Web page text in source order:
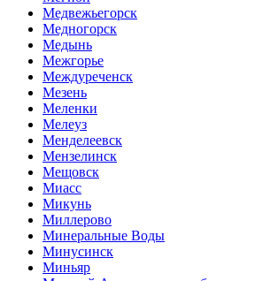
Медвежьегорск
Медногорск
Медынь
Межгорье
Междуреченск
Мезень
Меленки
Мелеуз
Менделеевск
Мензелинск
Мещовск
Миасс
Микунь
Миллерово
Минеральные Воды
Минусинск
Миньяр